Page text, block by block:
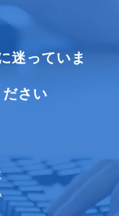
迷っていま
さい